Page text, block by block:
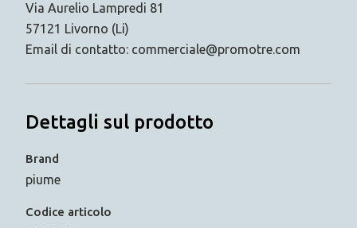
Via Aurelio Lampredi 81
57121 Livorno (Li)
Email di contatto: commerciale@promotre.com
Dettagli sul prodotto
Brand
piume
Codice articolo